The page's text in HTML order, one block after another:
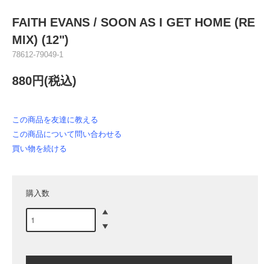
FAITH EVANS / SOON AS I GET HOME (RE
MIX) (12")
78612-79049-1
880円(税込)
この商品を友達に教える
この商品について問い合わせる
買い物を続ける
購入数